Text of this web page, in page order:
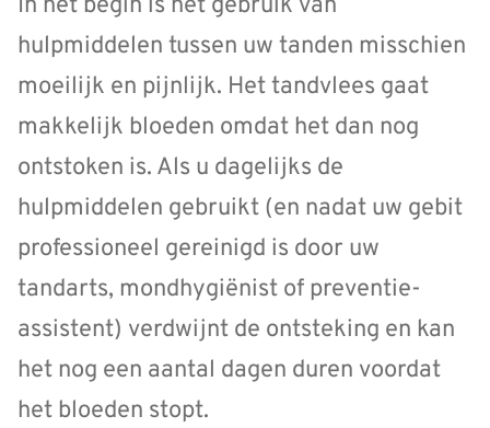
In het begin is het gebruik van
hulpmiddelen tussen uw tanden misschien
moeilijk en pijnlijk. Het tandvlees gaat
makkelijk bloeden omdat het dan nog
ontstoken is. Als u dagelijks de
hulpmiddelen gebruikt (en nadat uw gebit
professioneel gereinigd is door uw
tandarts, mondhygiënist of preventie-
assistent) verdwijnt de ontsteking en kan
het nog een aantal dagen duren voordat
het bloeden stopt.